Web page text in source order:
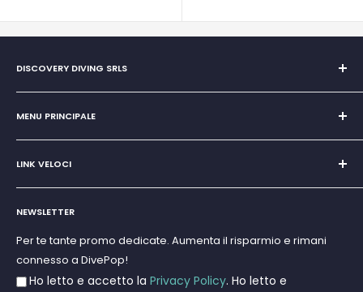
DISCOVERY DIVING SRLS
Unipersonale di Giovanni Chiera di Vasco
San Teodoro, Marina di Puntaldia 07052
MENU PRINCIPALE
Home
Super Promo
Marchi
Subacquea
Apnea e Spearfishing
Gift Cards
LINK VELOCI
Cerca
Termini e Condizioni
Privacy Policy
Resi e Rimborsi
Spedizioni
NEWSLETTER
Per te tante promo dedicate. Aumenta il risparmio e rimani
connesso a DivePop!
Ho letto e accetto la Privacy Policy. Ho letto e